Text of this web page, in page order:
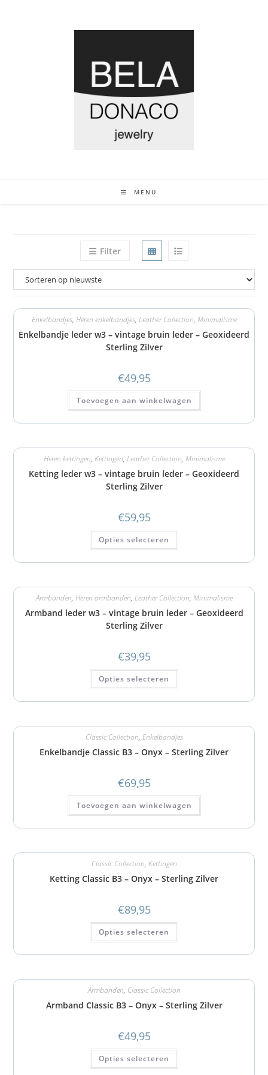
MENU
Filter
Enkelbandjes, Heren enkelbandjes, Leather Collection, Minimalisme
Enkelbandje leder w3 – vintage bruin leder – Geoxideerd
Sterling Zilver
€49,95
Toevoegen aan winkelwagen
Heren kettingen, Kettingen, Leather Collection, Minimalisme
Ketting leder w3 – vintage bruin leder – Geoxideerd
Sterling Zilver
€59,95
Opties selecteren
Armbanden, Heren armbanden, Leather Collection, Minimalisme
Armband leder w3 – vintage bruin leder – Geoxideerd
Sterling Zilver
€39,95
Opties selecteren
Classic Collection, Enkelbandjes
Enkelbandje Classic B3 – Onyx – Sterling Zilver
€69,95
Toevoegen aan winkelwagen
Classic Collection, Kettingen
Ketting Classic B3 – Onyx – Sterling Zilver
€89,95
Opties selecteren
Armbanden, Classic Collection
Armband Classic B3 – Onyx – Sterling Zilver
€49,95
Opties selecteren